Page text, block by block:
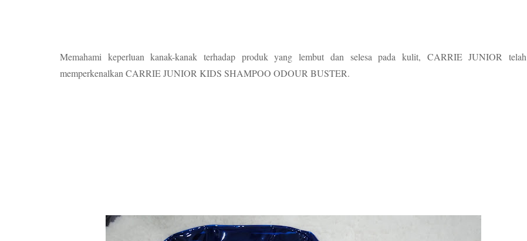
Memahami keperluan kanak-kanak terhadap produk yang lembut dan selesa pada kulit, CARRIE JUNIOR telah
memperkenalkan CARRIE JUNIOR KIDS SHAMPOO ODOUR BUSTER.